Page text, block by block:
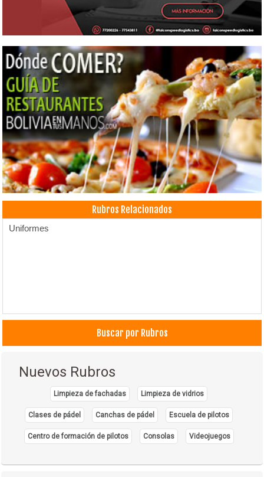
Rubros Relacionados
Uniformes
Buscar por Rubros
Nuevos Rubros
Limpieza de fachadas Limpieza de vidrios
Clases de pádel Canchas de pádel Escuela de pilotos
Centro de formación de pilotos Consolas Videojuegos